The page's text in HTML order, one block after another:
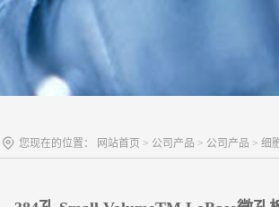
您现在的位置： 网站首页 > 公司产品 > 公司产品 > 细